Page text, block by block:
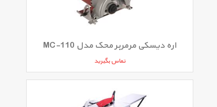
اره دیسکی مرمربر محک مدل MC-110
تماس بگیرید